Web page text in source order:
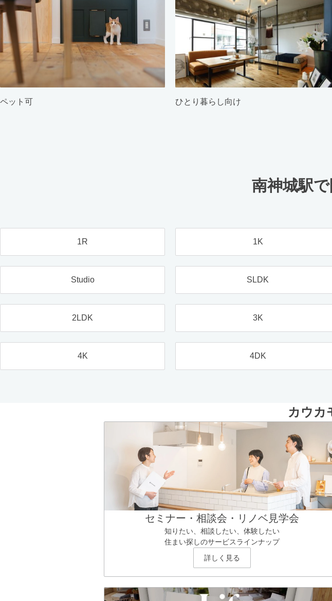
ペット可 ひとり暮らし向け
南神城駅
1R 1K
Studio SLDK
2LDK 3K
4K 4DK
カウカ
セミナー・相談会・リノベ見学会
知りたい、相談したい、体験したい
住まい探しのサービスラインナップ
詳しく見る